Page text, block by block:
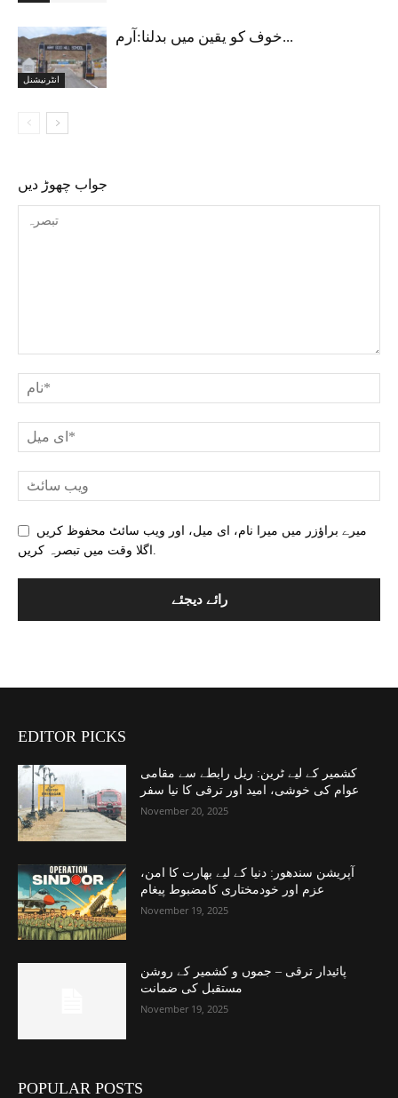
انٹرنیشنل
خوف کو یقین میں بدلنا:آرم...
جواب چھوڑ دیں
میرے براؤزر میں میرا نام، ای میل، اور ویب سائٹ محفوظ کریں
EDITOR PICKS
کشمیر کے لیے ٹرین: ریل رابطے سے مقامی
عوام کی خوشی، امید اور ترقی کا نیا سفر
November 20, 2025
آپریشن سندھور: دنیا کے لیے بھارت کا امن،
عزم اور خودمختاری کامضبوط پیغام
November 19, 2025
پائیدار ترقی – جموں و کشمیر کے روشن
مستقبل کی ضمانت
November 19, 2025
POPULAR POSTS